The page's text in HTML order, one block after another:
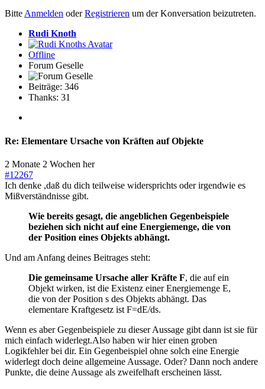
Bitte Anmelden oderRegistrieren um der Konversation beizutreten.
Rudi Knoth
Offline
Forum Geselle
Beiträge: 346
Thanks: 31
Re: Elementare Ursache von Kräften auf Objekte
2 Monate 2 Wochen her
#12267
Ich denke ,daß du dich teilweise widersprichts oder irgendwie es
Mißverständnisse gibt.
Wie bereits gesagt, die angeblichen Gegenbeispiele
beziehen sich nicht auf eine Energiemenge, die von
der Position eines Objekts abhängt.
Und am Anfang deines Beitrages steht:
Die gemeinsame Ursache aller Kräfte F, die auf ein
Objekt wirken, ist die Existenz einer Energiemenge E,
die von der Position s des Objekts abhängt. Das
elementare Kraftgesetz ist F=dE/ds.
Wenn es aber Gegenbeispiele zu dieser Aussage gibt dann ist sie für
mich einfach widerlegt.Also haben wir hier einen groben
Logikfehler bei dir. Ein Gegenbeispiel ohne solch eine Energie
widerlegt doch deine allgemeine Aussage. Oder? Dann noch andere
Punkte, die deine Aussage als zweifelhaft erscheinen lässt.